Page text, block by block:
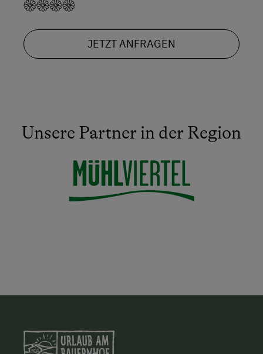
JETZT ANFRAGEN
Unsere Partner in der Region